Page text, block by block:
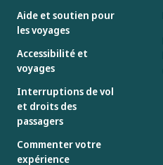
Aide et soutien pour
les voyages
Accessibilité et
voyages
Interruptions de vol
et droits des
passagers
Commenter votre
expérience